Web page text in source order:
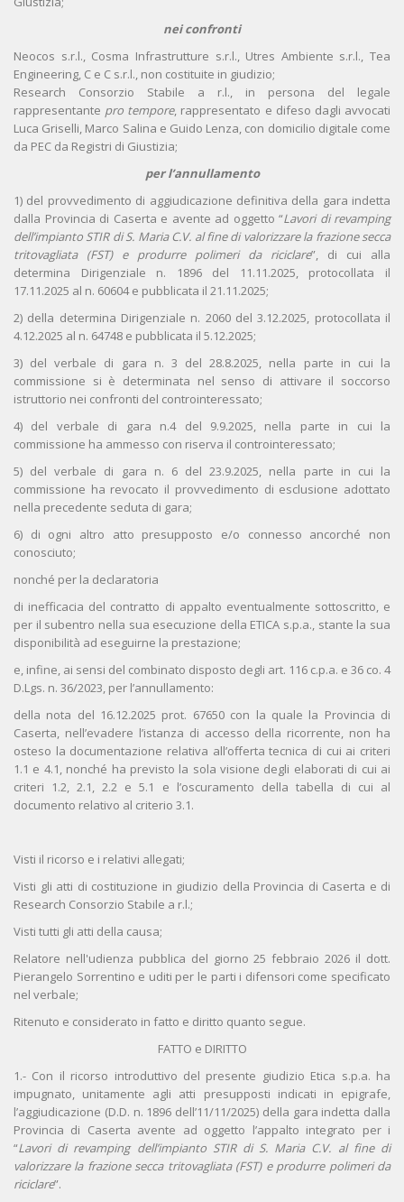
nei confronti
Neocos s.r.l., Cosma Infrastrutture s.r.l., Utres Ambiente s.r.l., Tea
Engineering, C e C s.r.l., non costituite in giudizio;
Research Consorzio Stabile a r.l., in persona del legale
rappresentante pro tempore, rappresentato e difeso dagli avvocati
Luca Griselli, Marco Salina e Guido Lenza, con domicilio digitale come
da PEC da Registri di Giustizia;
per l’annullamento
1) del provvedimento di aggiudicazione definitiva della gara indetta
dalla Provincia di Caserta e avente ad oggetto “Lavori di revamping
dell’impianto STIR di S. Maria C.V. al fine di valorizzare la frazione secca
tritovagliata (FST) e produrre polimeri da riciclare”, di cui alla
determina Dirigenziale n. 1896 del 11.11.2025, protocollata il
17.11.2025 al n. 60604 e pubblicata il 21.11.2025;
2) della determina Dirigenziale n. 2060 del 3.12.2025, protocollata il
4.12.2025 al n. 64748 e pubblicata il 5.12.2025;
3) del verbale di gara n. 3 del 28.8.2025, nella parte in cui la
commissione si è determinata nel senso di attivare il soccorso
istruttorio nei confronti del controinteressato;
4) del verbale di gara n.4 del 9.9.2025, nella parte in cui la
commissione ha ammesso con riserva il controinteressato;
5) del verbale di gara n. 6 del 23.9.2025, nella parte in cui la
commissione ha revocato il provvedimento di esclusione adottato
nella precedente seduta di gara;
6) di ogni altro atto presupposto e/o connesso ancorché non
conosciuto;
nonché per la declaratoria
di inefficacia del contratto di appalto eventualmente sottoscritto, e
per il subentro nella sua esecuzione della ETICA s.p.a., stante la sua
disponibilità ad eseguirne la prestazione;
e, infine, ai sensi del combinato disposto degli art. 116 c.p.a. e 36 co. 4
D.Lgs. n. 36/2023, per l’annullamento:
della nota del 16.12.2025 prot. 67650 con la quale la Provincia di
Caserta, nell’evadere l’istanza di accesso della ricorrente, non ha
osteso la documentazione relativa all’offerta tecnica di cui ai criteri
1.1 e 4.1, nonché ha previsto la sola visione degli elaborati di cui ai
criteri 1.2, 2.1, 2.2 e 5.1 e l’oscuramento della tabella di cui al
documento relativo al criterio 3.1.
Visti il ricorso e i relativi allegati;
Visti gli atti di costituzione in giudizio della Provincia di Caserta e di
Research Consorzio Stabile a r.l.;
Visti tutti gli atti della causa;
Relatore nell'udienza pubblica del giorno 25 febbraio 2026 il dott.
Pierangelo Sorrentino e uditi per le parti i difensori come specificato
nel verbale;
Ritenuto e considerato in fatto e diritto quanto segue.
FATTO e DIRITTO
1.- Con il ricorso introduttivo del presente giudizio Etica s.p.a. ha
impugnato, unitamente agli atti presupposti indicati in epigrafe,
l’aggiudicazione (D.D. n. 1896 dell’11/11/2025) della gara indetta dalla
Provincia di Caserta avente ad oggetto l’appalto integrato per i
“Lavori di revamping dell’impianto STIR di S. Maria C.V. al fine di
valorizzare la frazione secca tritovagliata (FST) e produrre polimeri da
riciclare”.